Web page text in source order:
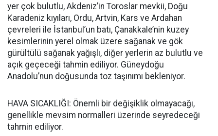
yer çok bulutlu, Akdeniz’in Toroslar mevkii, Doğu
Karadeniz kıyıları, Ordu, Artvin, Kars ve Ardahan
çevreleri ile İstanbul’un batı, Çanakkale’nin kuzey
kesimlerinin yerel olmak üzere sağanak ve gök
gürültülü sağanak yağışlı, diğer yerlerin az bulutlu ve
açık geçeceği tahmin ediliyor. Güneydoğu
Anadolu’nun doğusunda toz taşınımı bekleniyor.
HAVA SICAKLIĞI: Önemli bir değişiklik olmayacağı,
genellikle mevsim normalleri üzerinde seyredeceği
tahmin ediliyor.